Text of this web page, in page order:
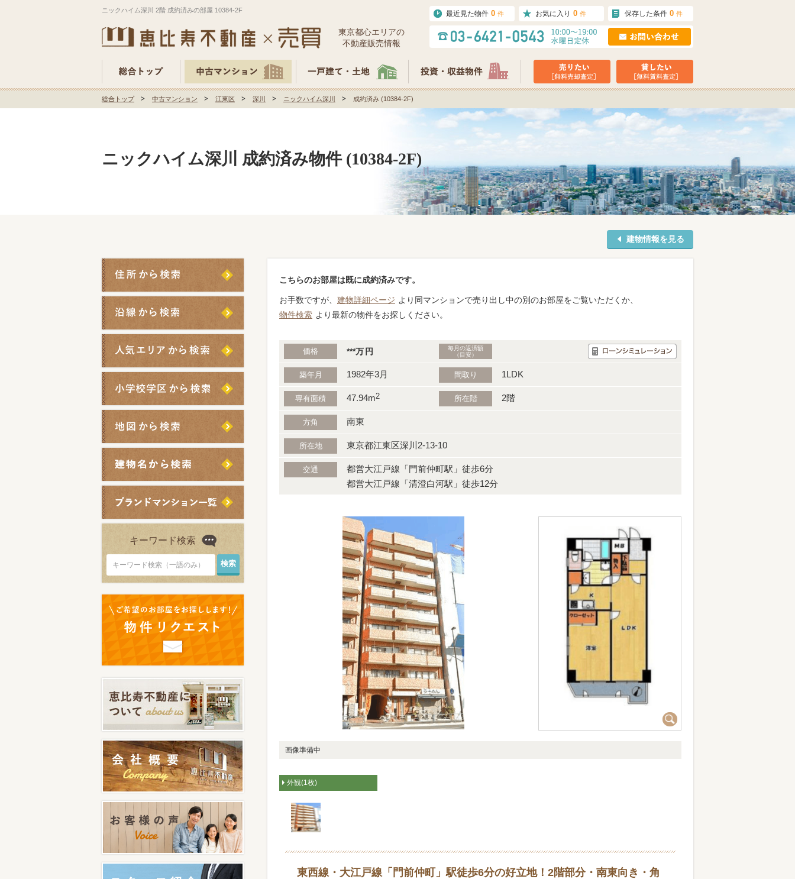
ニックハイム深川 2階 成約済みの部屋 10384-2F
東京都⼼エリアの
不動産販売情報
最近見た物件 0 件 お気に入り 0 件 保存した条件 0 件
総合トップ 中古マンション 江東区 深川 ニックハイム深川 成約済み (10384-2F)
ニックハイム深川 成約済み物件 (10384-2F)
建物情報を見る
キーワード検索
キーワード検索（一語のみ）
こちらのお部屋は既に成約済みです。
お手数ですが、 建物詳細ページ より同マンションで売り出し中の別のお部屋をご覧いただくか、
物件検索 より最新の物件をお探しください。
価格 ***万 円
毎月の返済額
（目安）
築年月 1982年3月 間取り 1LDK
専有面積 47.94m2 所在階 2階
方角 南東
所在地 東京都江東区深川2-13-10
交通
都営大江戸線「門前仲町駅」徒歩6分
都営大江戸線「清澄白河駅」徒歩12分
画像準備中
外観(1枚)
東西線・大江戸線「門前仲町」駅徒歩6分の好立地！2階部分・南東向き・角